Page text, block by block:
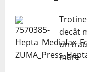
decât
un
mare